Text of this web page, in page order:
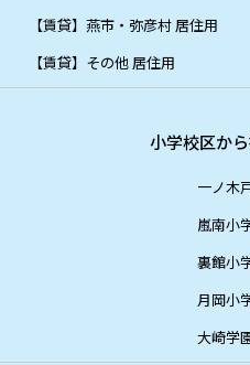
【賃貸】燕市・弥彦村 居住用
【賃貸】その他 居住用
小学校区か
一ノ木
嵐南小
裏館小
月岡小
大崎学